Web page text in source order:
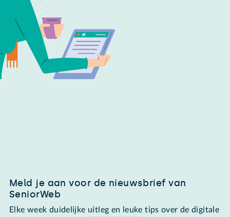
Meld je aan voor de nieuwsbrief van
SeniorWeb
Elke week duidelijke uitleg en leuke tips over de digitale